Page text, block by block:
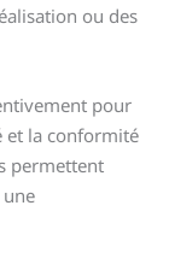
ou des
pour
et la conformité
permettent